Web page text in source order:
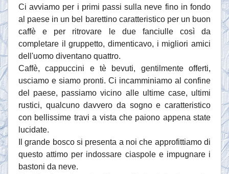
Ci avviamo per i primi passi sulla neve fino in fondo
al paese in un bel barettino caratteristico per un buon
caffè e per ritrovare le due fanciulle così da
completare il gruppetto, dimenticavo, i migliori amici
dell'uomo diventano quattro.
Caffè, cappuccini e tè bevuti, gentilmente offerti,
usciamo e siamo pronti. Ci incamminiamo al confine
del paese, passiamo vicino alle ultime case, ultimi
rustici, qualcuno davvero da sogno e caratteristico
con bellissime travi a vista che paiono appena state
lucidate.
Il grande bosco si presenta a noi che approfittiamo di
questo attimo per indossare ciaspole e impugnare i
bastoni da neve.